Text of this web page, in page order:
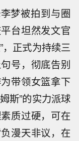
梦被拍到与圈
台坦然发文官
，正式为持续三
号，彻底告别
带领女篮拿下
斯”的实力派球
质过硬，可在
漫天非议，在